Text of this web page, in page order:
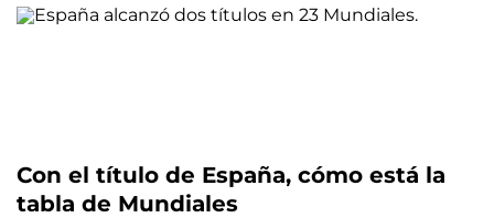
Con el título de España, cómo está la
tabla de Mundiales